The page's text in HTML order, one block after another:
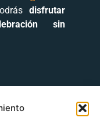
disfrutar
sin